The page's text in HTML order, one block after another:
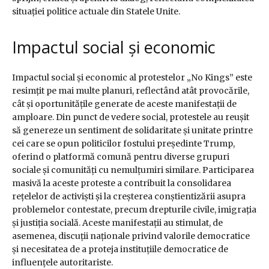
situației politice actuale din Statele Unite.
Impactul social și economic
Impactul social și economic al protestelor „No Kings” este
resimțit pe mai multe planuri, reflectând atât provocările,
cât și oportunitățile generate de aceste manifestații de
amploare. Din punct de vedere social, protestele au reușit
să genereze un sentiment de solidaritate și unitate printre
cei care se opun politicilor fostului președinte Trump,
oferind o platformă comună pentru diverse grupuri
sociale și comunități cu nemulțumiri similare. Participarea
masivă la aceste proteste a contribuit la consolidarea
rețelelor de activiști și la creșterea conștientizării asupra
problemelor contestate, precum drepturile civile, imigrația
și justiția socială. Aceste manifestații au stimulat, de
asemenea, discuții naționale privind valorile democratice
și necesitatea de a proteja instituțiile democratice de
influențele autoritariste.